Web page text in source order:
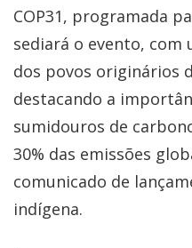
COP31, programada
sediará o evento,
dos povos originários
destacando a
sumidouros de
30% das emissões
comunicado de
indígena.